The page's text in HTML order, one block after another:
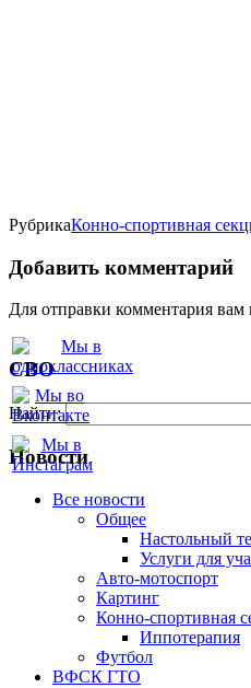
РубрикаКонно-спортивная
Добавить комментарий
Для отправки комментария вам
СВО
Найти:
Новости
Все новости
Oбщее
Настольный
Услуги для
Авто-мотоспорт
Картинг
Конно-спортивная
Иппотерапия
Футбол
ВФСК ГТО